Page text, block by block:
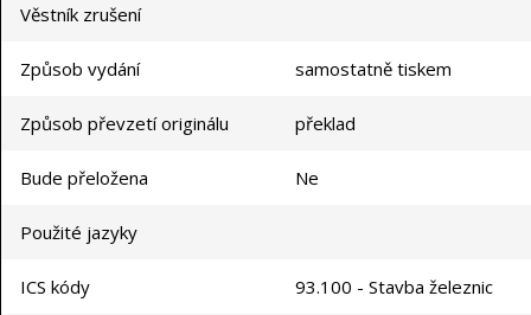
Věstník zrušení
Způsob vydání samostatně tiskem
Způsob převzetí originálu překlad
Bude přeložena Ne
Použité jazyky
ICS kódy 93.100 - Stavba železnic